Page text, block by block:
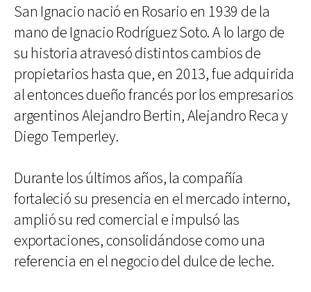
San Ignacio nació en Rosario en 1939 de la
mano de Ignacio Rodríguez Soto. A lo largo de
su historia atravesó distintos cambios de
propietarios hasta que, en 2013, fue adquirida
al entonces dueño francés por los empresarios
argentinos Alejandro Bertin, Alejandro Reca y
Diego Temperley.
Durante los últimos años, la compañía
fortaleció su presencia en el mercado interno,
amplió su red comercial e impulsó las
exportaciones, consolidándose como una
referencia en el negocio del dulce de leche.